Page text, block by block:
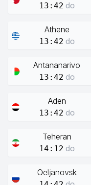
13:42 do
Athene
13:42 do
Antananarivo
13:42 do
Aden
13:42 do
Teheran
14:12 do
Oeljanovsk